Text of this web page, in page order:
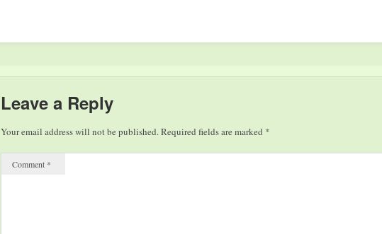
VENDUTI ANNA
SULLA COMPETIZIONE…
Leave a Reply
Your email address will not be published.Required fields are marked *
Comment *